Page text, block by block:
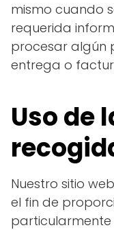
mismo cuando
requerida
procesar algún
entrega o
Uso de
Nuestro sitio
el fin de